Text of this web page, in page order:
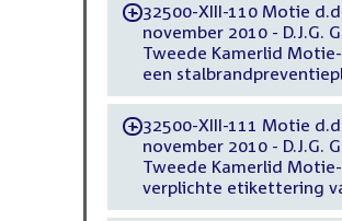
-32500-XIII-110 Motie
november 2010 - D.J.G.
Tweede Kamerlid
een
-32500-XIII-111 Motie
november 2010 - D.J.G.
Tweede Kamerlid
verplichte etikettering